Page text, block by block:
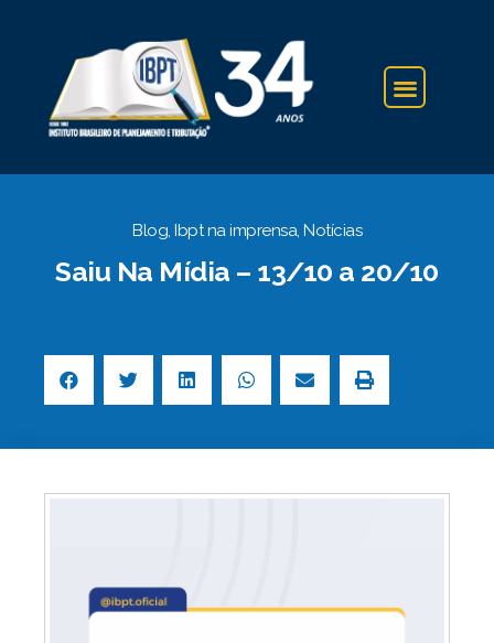
Blog, Ibpt na imprensa, Notícias
Saiu Na Mídia – 13/10 a 20/10